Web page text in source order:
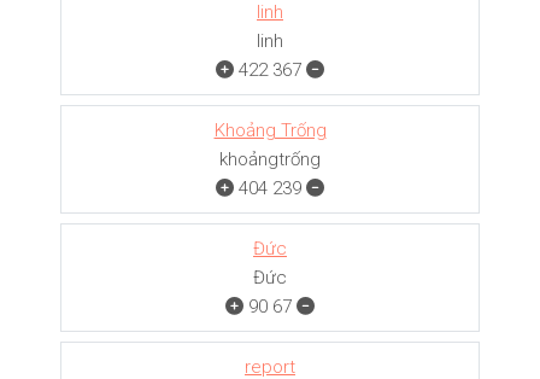
linh
linh
422 367
Khoảng Trống
khoảngㅤㅤㅤtrống
404 239
Đức
Đức
90 67
report